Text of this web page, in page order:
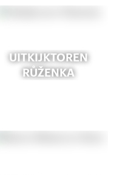
UITKIJKTOREN
RŮŽENKA